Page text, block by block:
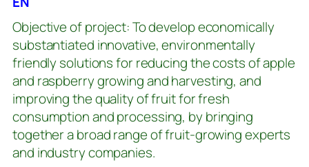
Objective of project: To develop economically
substantiated innovative, environmentally
friendly solutions for reducing the costs of apple
and raspberry growing and harvesting, and
improving the quality of fruit for fresh
consumption and processing, by bringing
together a broad range of fruit-growing experts
and industry companies.